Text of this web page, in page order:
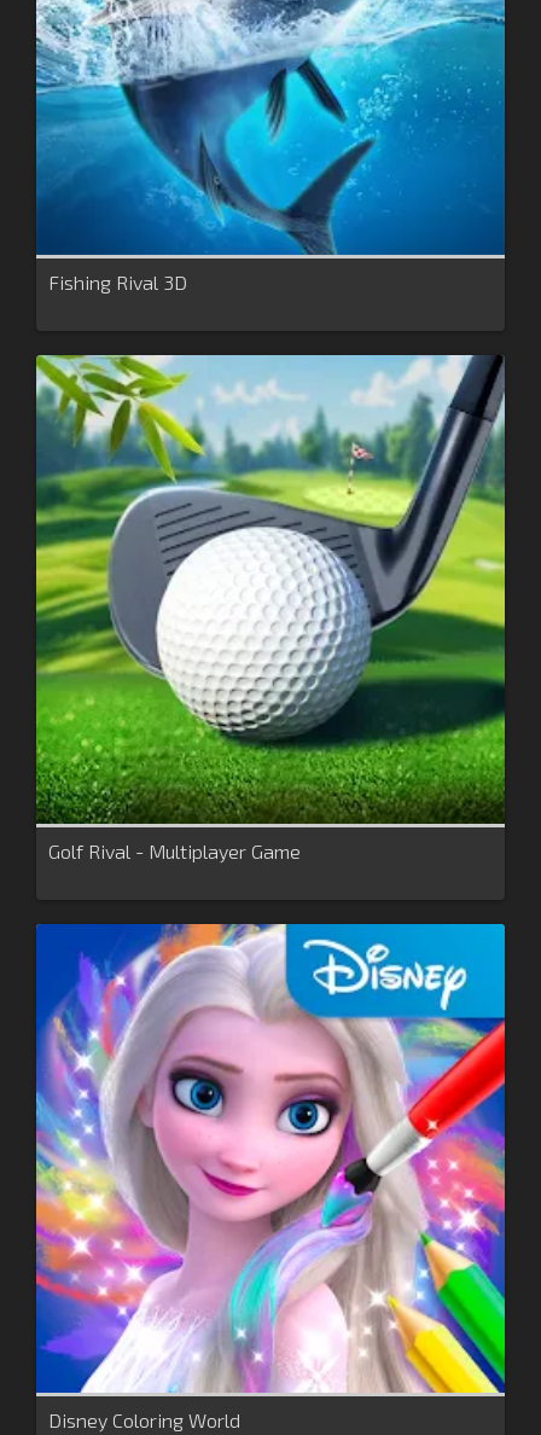
Fishing Rival 3D
Golf Rival - Multiplayer Game
Disney Coloring World